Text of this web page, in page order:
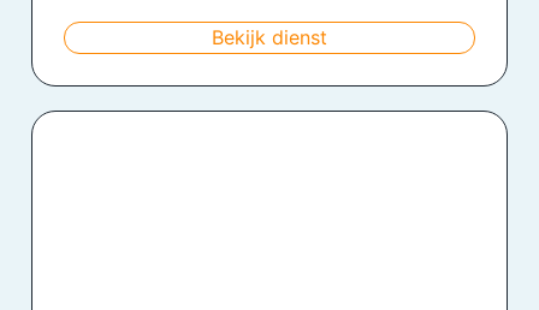
Bekijk dienst